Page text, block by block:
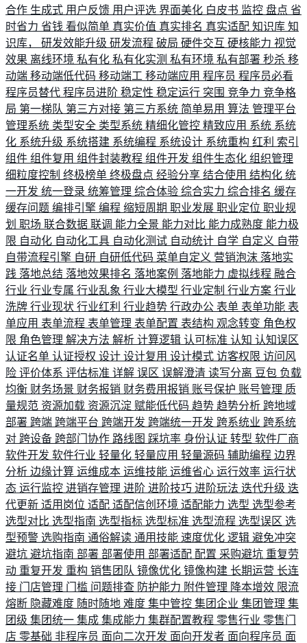
合作 生成式 用户反馈 用户评选 界面美化 白皮书 监控 盘点 省
时省力 省钱 看似简单 真实价值 真实排名 真实适配 知识库 知
识库， 研发效能升级 研发流程 破局 硬件交互 硬核能力 视觉
效果 离线环境 私有化 私有化实测 私有环境 私有部署 秒杀 移
动端 移动端低代码 移动端工 移动端应用 程序员 程序员必看
程序员替代 程序员进阶 稳定性 稳定运行 突围 竞争力 竞争格
局 第一梯队 第三方对接 第三方系统 简单易用 算法 管理平台
管理系统 类型安全 类型系统 精细化管控 精致应用 系统 系统
化 系统升级 系统搭建 系统编程 系统设计 系统重构 红利 索引
组件 组件复用 组件封装教程 组件开发 组件生态化 组织管理
细粒度控制 终极榜单 终极盘点 经验分享 结合使用 结构化 统
一开发 统一登录 统筹管理 综合体验 综合实力 综合排名 缓存
缓存问题 编排引擎 编程 缩短周期 职业发展 职业定位 职业规
划 职场 联合数据 联调 能力全景 能力对比 能力成熟度 能力极
限 自动化 自动化工具 自动化测试 自动统计 自学 自定义 自带
自带流程引擎 自研 自研低代码 菜单自定义 营销泡沫 落地实
践 落地总结 落地效果排名 落地案例 落地能力 虚拟线程 融合
行业 行业专属 行业乱象 行业大模型 行业定制 行业方案 行业
洗牌 行业现状 行业红利 行业趋势 行政办公 表单 表单功能 表
单应用 表单流程 表单管理 表单配置 表结构 观念转变 角色权
限 角色管理 解决方法 解析 计算逻辑 认可标准 认知 认知误区
认证名单 认证授权 设计 设计复用 设计模式 访客权限 访问风
险 评价体系 评估标准 详解 误区 误解澄清 读写分离 豆包 负载
均衡 财务场景 财务报销 财务费用报销 账号保护 账号管理 质
量规范 资源加载 资源沉淀 赋能低代码 趋势 趋势分析 跨地域
部署 跨端 跨端平台 跨端开发 跨端统一开发 跨系统业 跨系统
对 跨设备 跨部门协作 路线图 踩坑率 身份认证 转型 软件厂商
软件开发 软件行业 轻量化 轻量应用 轻量源码 辅助编程 边界
分析 边缘计算 运维成本 运维技能 运维省心 运行效率 运行状
态 运行监控 进销存管理 进阶 进阶技巧 进阶玩法 迭代升级 迭
代更新 适用岗位 适配 适配信创环境 适配能力 选型 选型参考
选型对比 选型指南 选型指标 选型标准 选型流程 选型误区 选
型预警 选购指南 通俗解读 通用技能 速度优化 逻辑 避免冲突
避坑 避坑指南 部署 部署使用 部署适配 配置 采购避坑 重复劳
动 重复开发 重构 销售团队 镜像优化 镜像构建 长期运营 长连
接 门店管理 门槛 问题排查 防护能力 附件管理 降本增效 限流
熔断 隐藏难度 随时随地 难度 集中管控 集团企业 集团管理 集
团级 集团统一 集成 集成能力 集群配置教程 零售行业 零售门
店 零基础 非程序员 面向二次开发 面向开发者 面向程序员 面